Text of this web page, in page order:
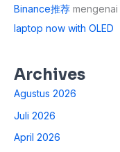
Binance推荐 mengenai
laptop now with OLED
Archives
Agustus 2026
Juli 2026
April 2026